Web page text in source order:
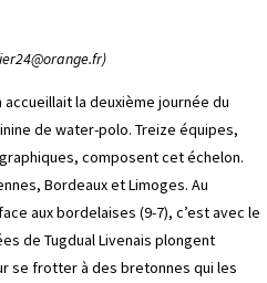
la deuxième journée du
de water-polo. Treize équipes,
composent cet échelon.
Bordeaux et Limoges. Au
aux bordelaises (9-7), c’est avec le
de Tugdual Livenais plongent
se frotter à des bretonnes qui les